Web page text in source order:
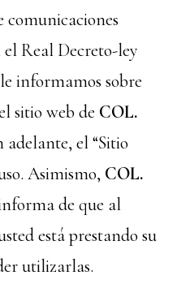
comunicaciones
Real Decreto-ley
informamos sobre
sitio web de COL.
adelante, el “Sitio
Asimismo, COL.
de que al
está prestando su
utilizarlas.